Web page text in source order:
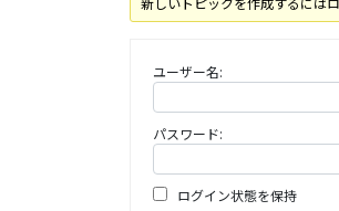
ユーザー名:
パスワード:
ログイン状態を保持